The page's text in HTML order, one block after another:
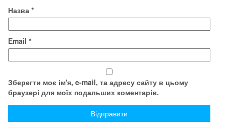
Назва *
Email *
Зберегти моє ім'я, e-mail, та адресу сайту в цьому
браузері для моїх подальших коментарів.